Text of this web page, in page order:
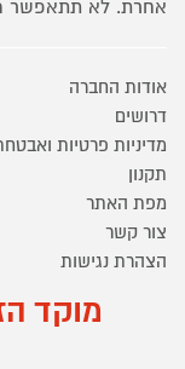
אחרת. לא תתאפשר
אודות החברה
דרושים
מדיניות פרטיות
תקנון
מפת האתר
צור קשר
הצהרת נגישות
מוקד